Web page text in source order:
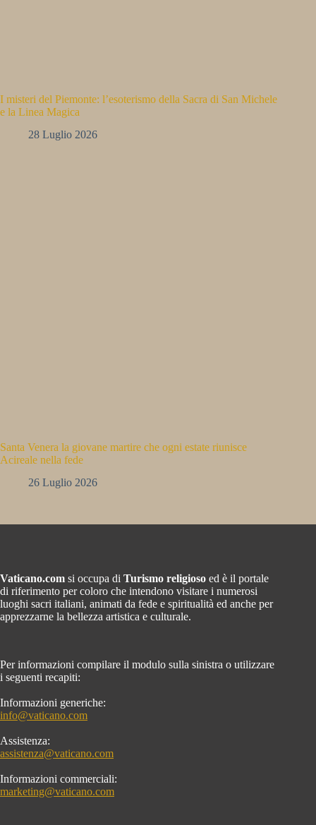
I misteri del Piemonte: l’esoterismo della Sacra di San Michele
e la Linea Magica
28 Luglio 2026
Santa Venera la giovane martire che ogni estate riunisce
Acireale nella fede
26 Luglio 2026
Vaticano.com si occupa di Turismo religioso ed è il portale
di riferimento per coloro che intendono visitare i numerosi
luoghi sacri italiani, animati da fede e spiritualità ed anche per
apprezzarne la bellezza artistica e culturale.
Per informazioni compilare il modulo sulla sinistra o utilizzare
i seguenti recapiti:
Informazioni generiche:
info@vaticano.com
Assistenza:
assistenza@vaticano.com
Informazioni commerciali:
marketing@vaticano.com